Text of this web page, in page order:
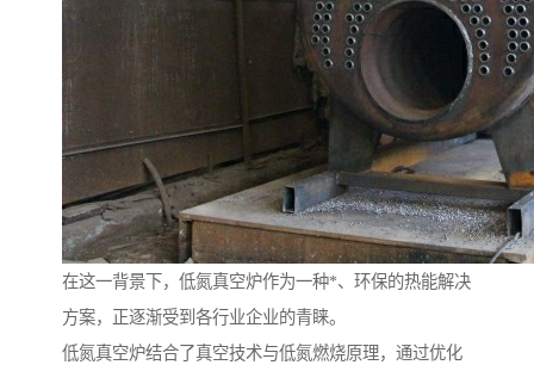
在这一背景下，低氮真空炉作为一种*、环保的热能解决
方案，正逐渐受到各行业企业的青睐。
低氮真空炉结合了真空技术与低氮燃烧原理，通过优化